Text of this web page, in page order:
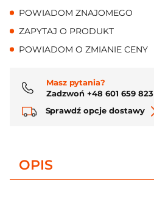
POWIADOM ZNAJOMEGO
ZAPYTAJ O PRODUKT
POWIADOM O ZMIANIE CENY
Masz pytania?
Zadzwoń +48 601 659 823
Sprawdź opcje dostawy
OPIS